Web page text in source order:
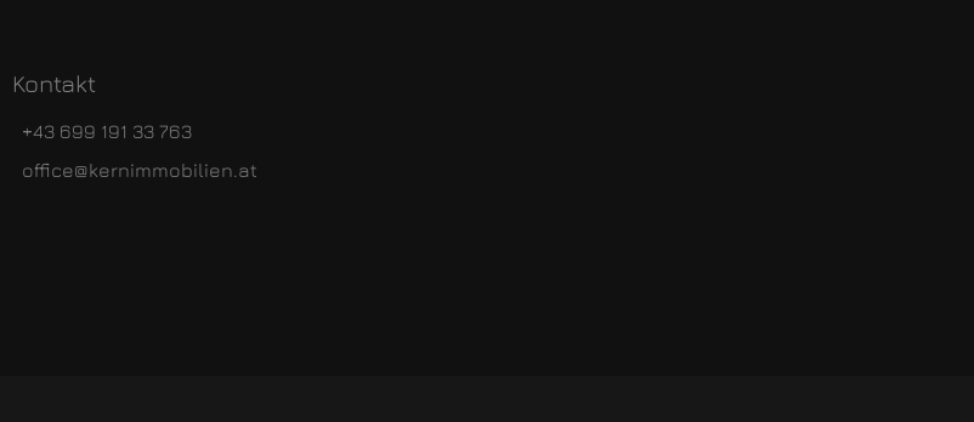
Kontakt
+43 699 191 33 763
office@kernimmobilien.at